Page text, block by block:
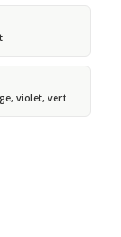
violet, vert